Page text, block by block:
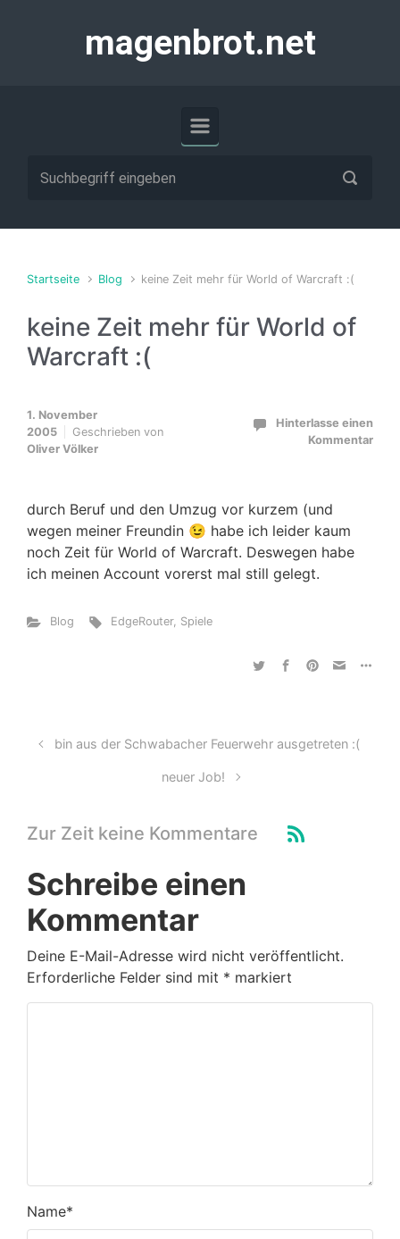
magenbrot.net
Startseite Blog keine Zeit mehr für World of Warcraft :(
keine Zeit mehr für World of
Warcraft :(
1. November
2005
Geschrieben von
Oliver Völker
Hinterlasse einen
Kommentar
durch Beruf und den Umzug vor kurzem (und
wegen meiner Freundin 😉 habe ich leider kaum
noch Zeit für World of Warcraft. Deswegen habe
ich meinen Account vorerst mal still gelegt.
Blog EdgeRouter, Spiele
bin aus der Schwabacher Feuerwehr ausgetreten :(
neuer Job!
Zur Zeit keine Kommentare
Schreibe einen
Kommentar
Deine E-Mail-Adresse wird nicht veröffentlicht.
Erforderliche Felder sind mit * markiert
Name*